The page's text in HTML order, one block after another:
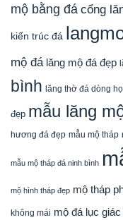
mộ bằng đá cổng
kiến trúc đá
mộ đá lăng mộ đá đẹp
bình lăng thờ đá dòng
đẹp mẫu lăng
hương đá đẹp mẫu mộ tháp
mẫu mộ tháp đá ninh bình
mộ hình tháp đẹp mộ tháp
không mái mộ đá lục giác